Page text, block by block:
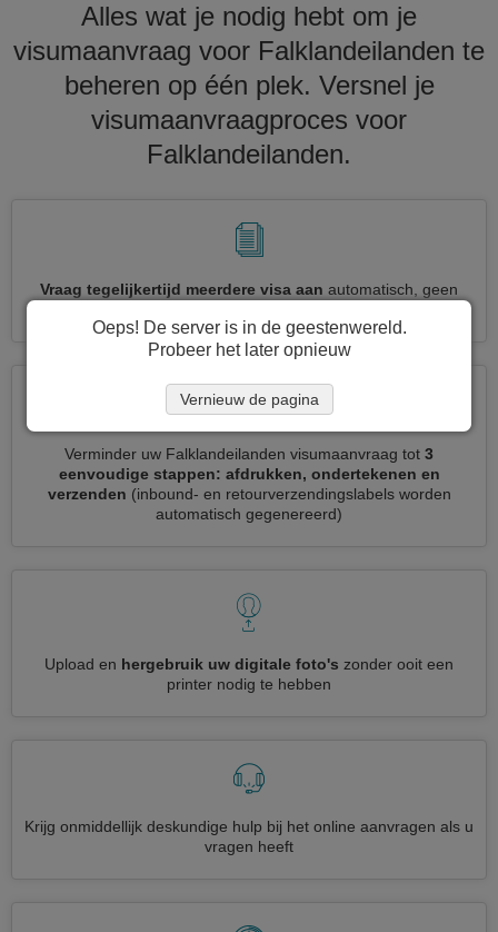
Alles wat je nodig hebt om je
visumaanvraag voor Falklandeilanden te
beheren op één plek. Versnel je
visumaanvraagproces voor
Falklandeilanden.
Vraag tegelijkertijd meerdere visa aan automatisch, geen
Verminder uw Falklandeilanden visumaanvraag tot 3
eenvoudige stappen: afdrukken, ondertekenen en
verzenden (inbound- en retourverzendingslabels worden
automatisch gegenereerd)
Upload en hergebruik uw digitale foto's zonder ooit een
printer nodig te hebben
Krijg onmiddellijk deskundige hulp bij het online aanvragen als u
vragen heeft
Oeps! De server is in de geestenwereld.
Probeer het later opnieuw
Vernieuw de pagina